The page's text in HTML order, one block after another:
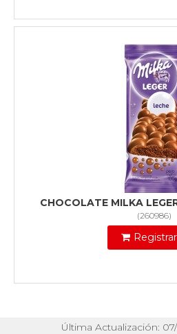
CHOCOLATE MILKA
(260986)
Última Actualización: